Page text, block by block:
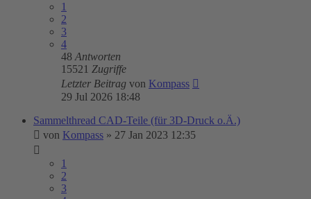
1
2
3
4
48 Antworten
15521 Zugriffe
Letzter Beitrag von Kompass
29 Jul 2026 18:48
Sammelthread CAD-Teile (für 3D-Druck o.Ä.)
von Kompass » 27 Jan 2023 12:35
1
2
3